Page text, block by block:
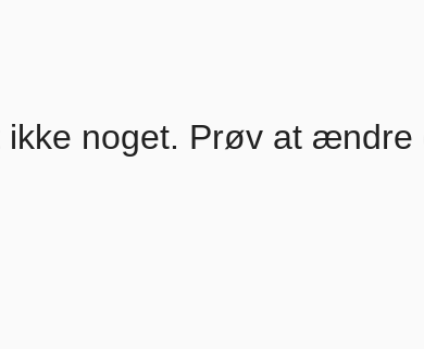
ikke noget. Prøv at ændre